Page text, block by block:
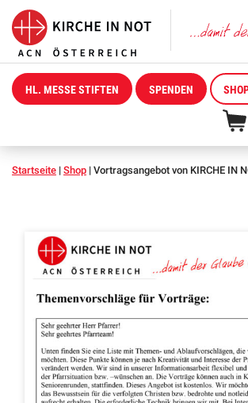
HL. MESSE STIFTEN SPENDEN
Startseite | Shop | Vortragsangebot von KIRCHE IN